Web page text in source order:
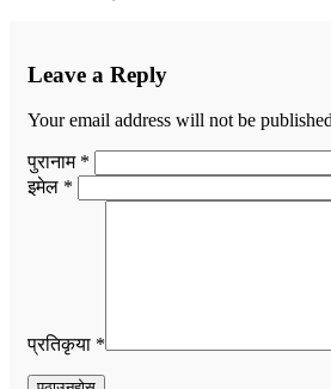
Leave a Reply
Your email address will not be
पुरानाम *
इमेल *
प्रतिकृया *